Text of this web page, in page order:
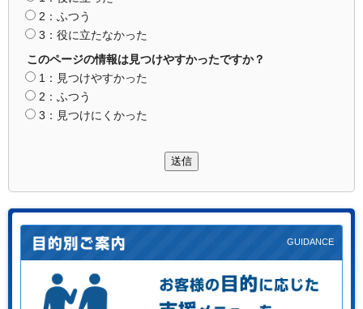
2：ふつう
3：役に立たなかった
このページの情報は見つけやすかったですか？
1：見つけやすかった
2：ふつう
3：見つけにくかった
送信